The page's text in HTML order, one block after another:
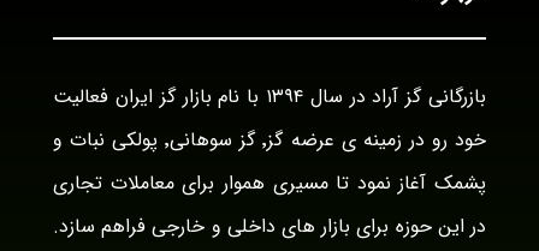
بازرگانی گز آراد در سال ۱۳۹۴ با نام بازار گز ایران فعالیت
خود رو در زمینه ی عرضه گز٬ گز سوهانی٬ پولکی نبات و
پشمک آغاز نمود تا مسیری هموار برای معاملات تجاری
در این حوزه برای بازار های داخلی و خارجی فراهم سازد.